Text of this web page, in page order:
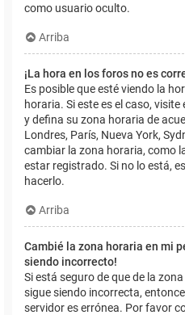
como usuario oculto.
Arriba
¡La hora en los foros no es
Es posible que esté viendo la
horaria. Si este es el caso,
y defina su zona horaria de
Londres, París, Nueva York,
cambiar la zona horaria, como
estar registrado. Si no lo está,
hacerlo.
Arriba
Cambié la zona horaria en mi
siendo incorrecto!
Si está seguro de que de la
sigue siendo incorrecta,
servidor es errónea. Por favor